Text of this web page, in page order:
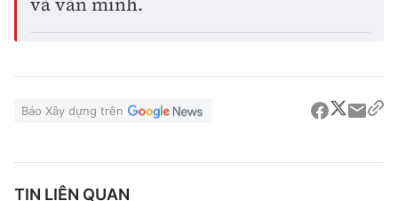
Báo Xây dựng trên
TIN LIÊN QUAN